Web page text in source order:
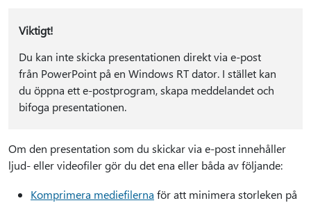
Viktigt!
Du kan inte skicka presentationen direkt via e-post
från PowerPoint på en Windows RT dator. I stället kan
du öppna ett e-postprogram, skapa meddelandet och
bifoga presentationen.
Om den presentation som du skickar via e-post innehåller
ljud- eller videofiler gör du det ena eller båda av följande:
Komprimera mediefilerna för att minimera storleken på